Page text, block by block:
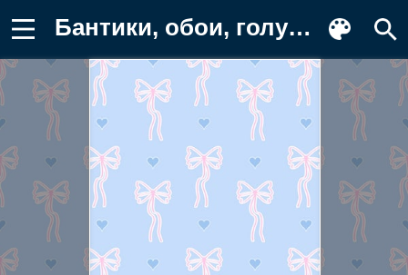
Бантики, обои, голубой, узор, сердца Фото